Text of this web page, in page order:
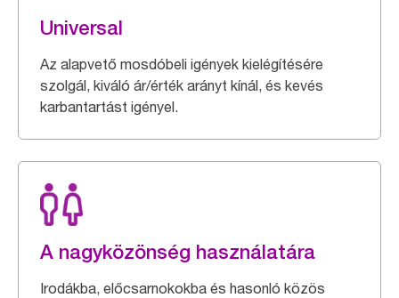
Universal
Az alapvető mosdóbeli igények kielégítésére
szolgál, kiváló ár/érték arányt kínál, és kevés
karbantartást igényel.
A nagyközönség használatára
Irodákba, előcsarnokokba és hasonló közös